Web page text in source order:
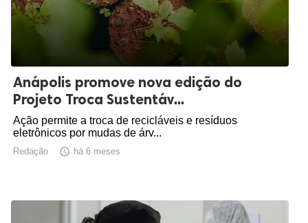
Anápolis promove nova edição do
Projeto Troca Sustentáv...
Ação permite a troca de recicláveis e resíduos
eletrônicos por mudas de árv...
Redação  há 6 meses